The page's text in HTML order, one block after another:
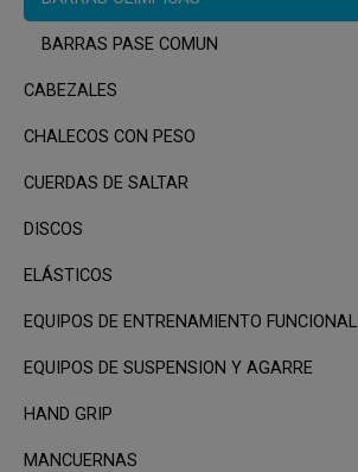
BARRAS PASE COMUN
CABEZALES
CHALECOS CON PESO
CUERDAS DE SALTAR
DISCOS
ELÁSTICOS
EQUIPOS DE ENTRENAMIENTO FUNCIONAL
EQUIPOS DE SUSPENSION Y AGARRE
HAND GRIP
MANCUERNAS